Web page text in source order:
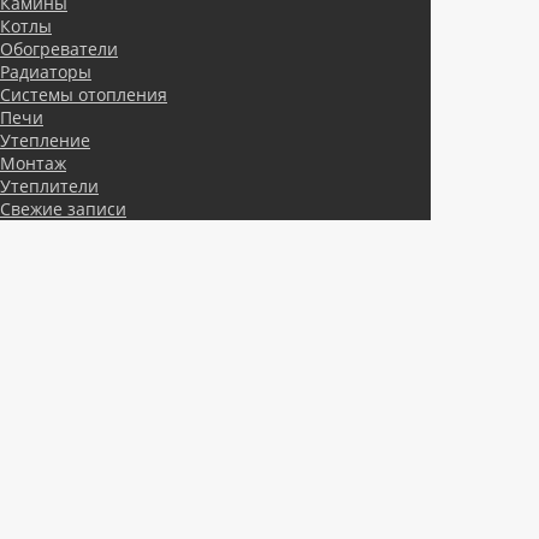
Котлы
Обогреватели
Радиаторы
Системы отопления
Печи
Утепление
Монтаж
Утеплители
Свежие записи